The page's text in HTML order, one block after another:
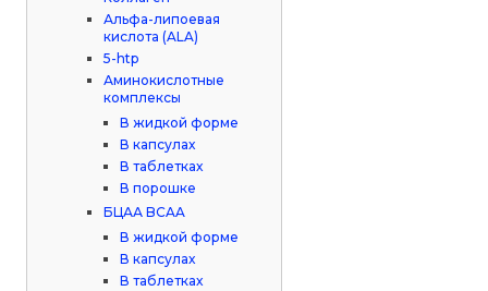
Альфа-липоевая
кислота (ALA)
5-htp
Аминокислотные
комплексы
В жидкой форме
В капсулах
В таблетках
В порошке
БЦАА BCAA
В жидкой форме
В капсулах
В таблетках